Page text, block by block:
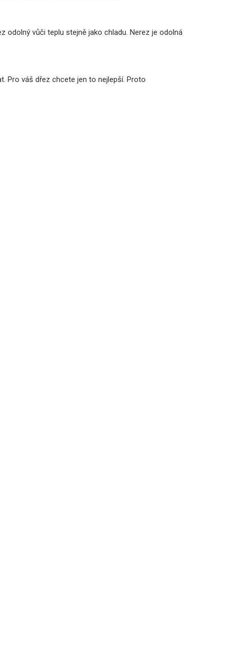
odolný vůči teplu stejně jako chladu. Nerez je odolná
Pro váš dřez chcete jen to nejlepší. Proto